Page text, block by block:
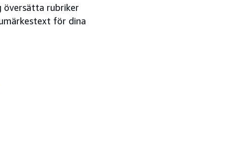
översätta rubriker
för dina